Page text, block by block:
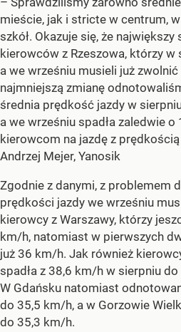
mieście, jak i stricte w centrum,
szkół. Okazuje się, że
kierowców z Rzeszowa, którzy
a we wrześniu musieli już
najmniejszą zmianę
średnia prędkość jazdy w
a we wrześniu spadła zaledwie
kierowcom na jazdę z
Andrzej Mejer, Yanosik
Zgodnie z danymi, z problemem
prędkości jazdy we wrześniu
kierowcy z Warszawy, którzy
km/h, natomiast w pierwszych
już 36 km/h. Jak również
spadła z 38,6 km/h w sierpniu
W Gdańsku natomiast
do 35,5 km/h, a w Gorzowie
do 35,3 km/h.